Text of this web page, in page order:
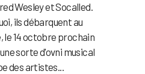
Wesley et Socalled.
ils débarquent au
le 14 octobre prochain
sorte d'ovni musical
des artistes...